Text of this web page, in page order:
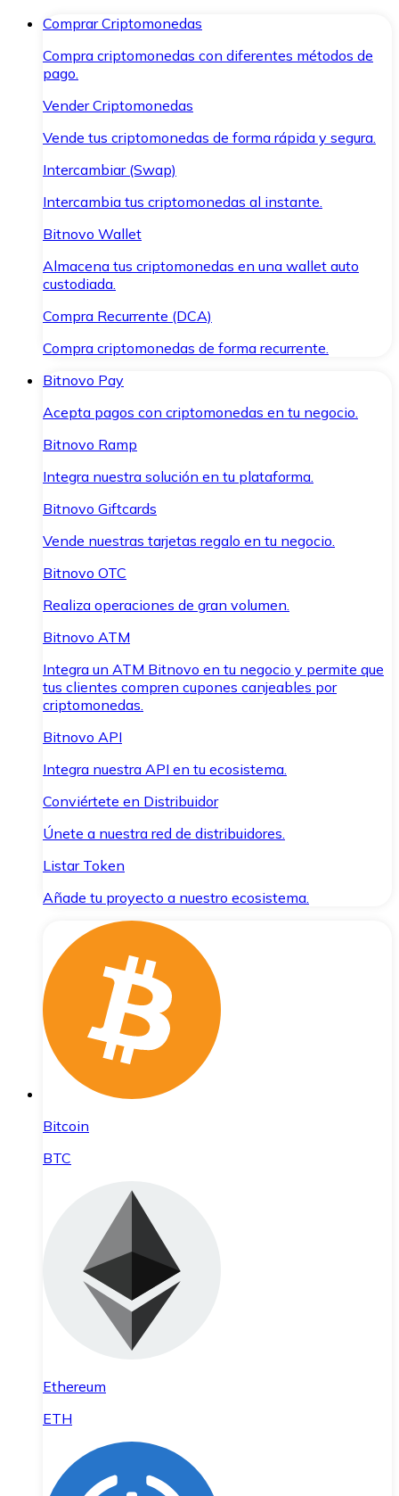
Comprar Criptomonedas
Compra criptomonedas con diferentes métodos de
pago.
Vender Criptomonedas
Vende tus criptomonedas de forma rápida y segura.
Intercambiar (Swap)
Intercambia tus criptomonedas al instante.
Bitnovo Wallet
Almacena tus criptomonedas en una wallet auto
custodiada.
Compra Recurrente (DCA)
Compra criptomonedas de forma recurrente.
Bitnovo Pay
Acepta pagos con criptomonedas en tu negocio.
Bitnovo Ramp
Integra nuestra solución en tu plataforma.
Bitnovo Giftcards
Vende nuestras tarjetas regalo en tu negocio.
Bitnovo OTC
Realiza operaciones de gran volumen.
Bitnovo ATM
Integra un ATM Bitnovo en tu negocio y permite que
tus clientes compren cupones canjeables por
criptomonedas.
Bitnovo API
Integra nuestra API en tu ecosistema.
Conviértete en Distribuidor
Únete a nuestra red de distribuidores.
Listar Token
Añade tu proyecto a nuestro ecosistema.
Bitcoin
BTC
Ethereum
ETH